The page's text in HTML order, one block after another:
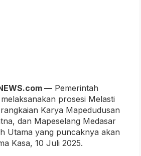
— Pemerintah
prosesi Melasti
Karya Mapedudusan
dan Mapeselang Medasar
Utama yang puncaknya akan
Kasa, 10 Juli 2025.